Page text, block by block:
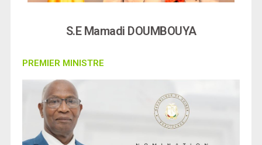
S.E Mamadi DOUMBOUYA
PREMIER MINISTRE